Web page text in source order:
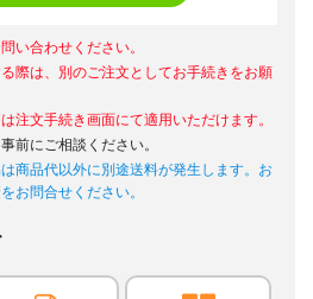
い合わせください。
際は、別のご注文としてお手続きをお願
注文手続き画面にて適用いただけます。
前にご相談ください。
商品代以外に別途送料が発生します。お
お問合せください。